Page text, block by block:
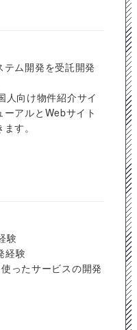
ム開発を受託開発
人向け物件紹介サイ
ーアルとWebサイト
す。
験
経験
ったサービスの開発